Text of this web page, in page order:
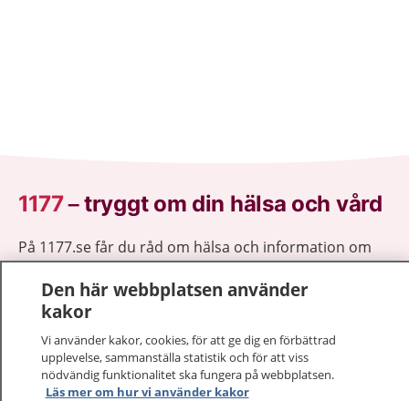
1177–tryggt om din hälsa och vård
På 1177.se får du råd om hälsa och information om
sjukdomar och vilka mottagningar du kan kontakta.
Logga in för att läsa din journal och göra dina
vårdärenden. Ring telefonnummer 1177 för
sjukvårdsrådgivning dygnet runt.
1177 ger dig råd när du vill må bättre.
Den här webbplatsen använder
kakor
Vi använder kakor, cookies, för att ge dig en förbättrad
upplevelse, sammanställa statistik och för att viss
nödvändig funktionalitet ska fungera på webbplatsen.
Läs mer om hur vi använder kakor